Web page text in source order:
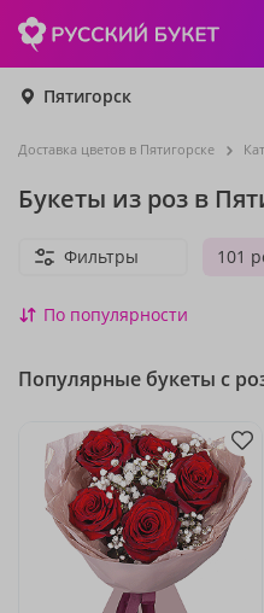
Пятигорск
Доставка цветов в Пятигорске
Букеты из роз в
101
Фильтры
По популярности
Популярные букеты с